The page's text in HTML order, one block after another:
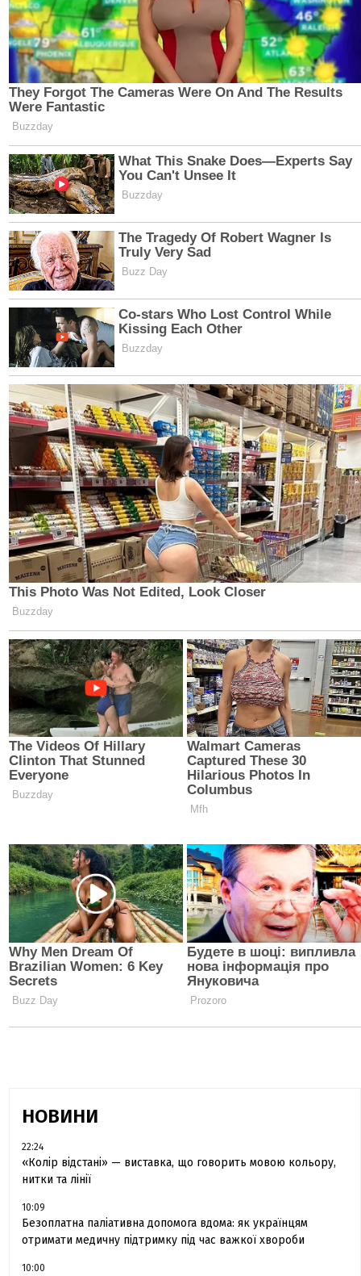
НОВИНИ
22:24
«Колір відстані» — виставка, що говорить мовою кольору,
нитки та лінії
10:09
Безоплатна паліативна допомога вдома: як українцям
отримати медичну підтримку під час важкої хвороби
10:00